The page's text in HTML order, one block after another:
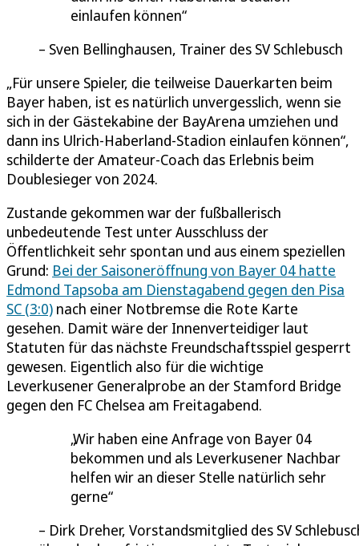
einlaufen können
Sven Bellinghausen, Trainer des SV Schlebusch
„Für unsere Spieler, die teilweise Dauerkarten beim
Bayer haben, ist es natürlich unvergesslich, wenn sie
sich in der Gästekabine der BayArena umziehen und
dann ins Ulrich-Haberland-Stadion einlaufen können“,
schilderte der Amateur-Coach das Erlebnis beim
Doublesieger von 2024.
Zustande gekommen war der fußballerisch
unbedeutende Test unter Ausschluss der
Öffentlichkeit sehr spontan und aus einem speziellen
Grund: Bei der Saisoneröffnung von Bayer 04 hatte
Edmond Tapsoba am Dienstagabend gegen den Pisa
SC (3:0) nach einer Notbremse die Rote Karte
gesehen. Damit wäre der Innenverteidiger laut
Statuten für das nächste Freundschaftsspiel gesperrt
gewesen. Eigentlich also für die wichtige
Leverkusener Generalprobe an der Stamford Bridge
gegen den FC Chelsea am Freitagabend.
Wir haben eine Anfrage von Bayer 04
bekommen und als Leverkusener Nachbar
helfen wir an dieser Stelle natürlich sehr
gerne
Dirk Dreher, Vorstandsmitglied des SV